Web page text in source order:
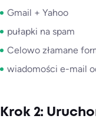
Gmail + Yahoo
pułapki na spam
Celowo złamane
wiadomości e-mail
Krok 2: